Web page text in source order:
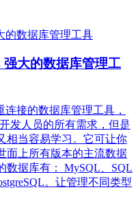
强大的数据库管理工
连接的数据库管理工具，
发人员的所有需求，但是
相当容易学习。它可让你
面上所有版本的主流数据
数据库有： MySQL、SQL
。让管理不同类型